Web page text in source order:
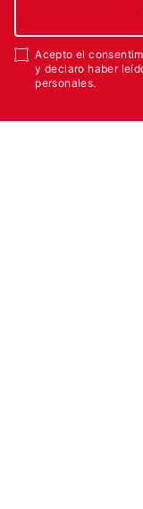
Acepto el
y declaro haber
personales.